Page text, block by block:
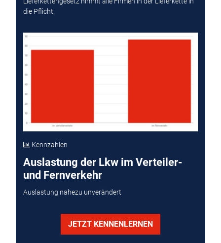
die Pflicht.
Kennzahlen
Auslastung der Lkw im Verteiler-
und Fernverkehr
Auslastung nahezu unverändert
JETZT KENNENLERNEN